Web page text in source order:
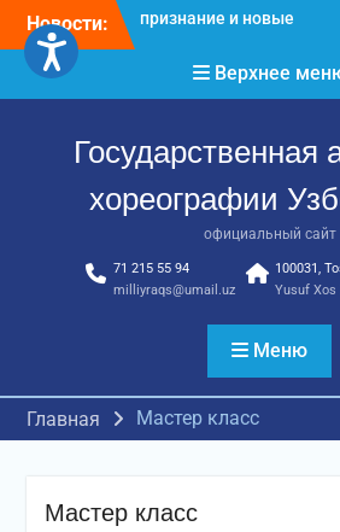
Перейти
содержимому
Новости:
Международное научное
Международное
признание и новые
хореографов!
Международное
признание и новые
достижения молодых
Верхнее
Государственная
хореографии
официальный сайт
71 215 55 94
milliyraqs@umail.uz
100031,
Yusuf Xos
Меню
Главная Мастер класс
Мастер класс